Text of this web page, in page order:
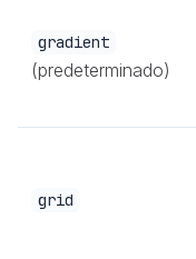
gradient
(predeterminado)
grid